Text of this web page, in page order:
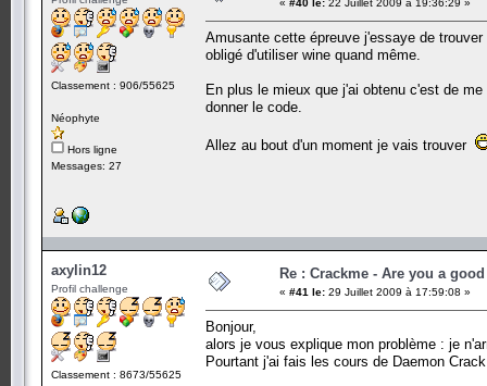
Classement : 906/55625
Néophyte
Hors ligne
Messages: 27
« #40 le: 22 Juillet 2009 à 19:36:29 »
Amusante cette épreuve j'essaye de
obligé d'utiliser wine quand même.
En plus le mieux que j'ai obtenu c'est de
donner le code.
Allez au bout d'un moment je vais trouver
axylin12
Profil challenge
Classement : 8673/55625
Re : Crackme - Are you a
« #41 le: 29 Juillet 2009 à 17:59:08 »
Bonjour,
alors je vous explique mon problème : je
Pourtant j'ai fais les cours de Daemon